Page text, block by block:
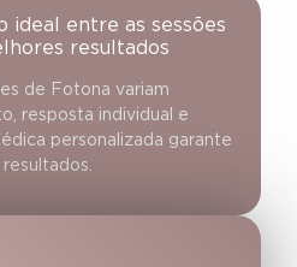
ideal entre as sessões
resultados
de Fotona variam
resposta individual e
personalizada garante